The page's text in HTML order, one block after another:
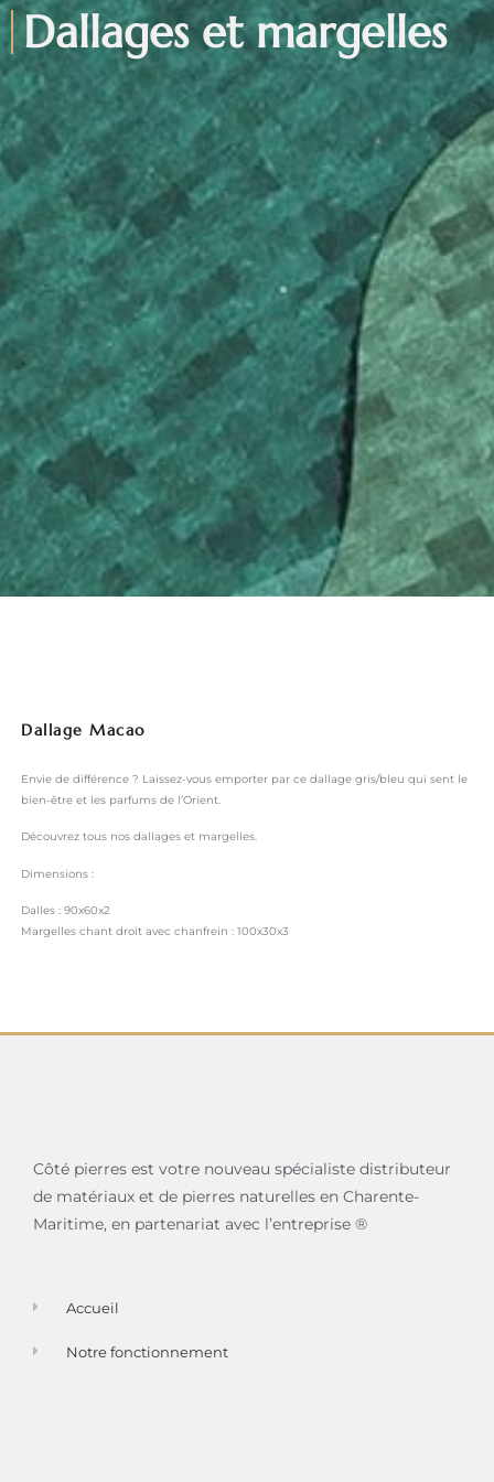
Dallages et margelles
Dallage Macao
Envie de différence ? Laissez-vous emporter par ce dallage gris/bleu qui sent le
bien-être et les parfums de l’Orient.
Découvrez tous nos dallages et margelles.
Dimensions :
Dalles : 90x60x2
Margelles chant droit avec chanfrein : 100x30x3
Côté pierres est votre nouveau spécialiste distributeur
de matériaux et de pierres naturelles en Charente-
Maritime, en partenariat avec l’entreprise ®
Accueil
Notre fonctionnement